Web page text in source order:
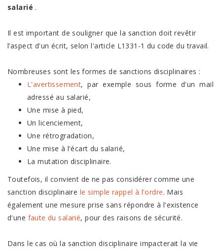
salarié .
Il est important de souligner que la sanction doit revêtir
l’aspect d'un écrit, selon l'article L1331-1 du code du travail.
Nombreuses sont les formes de sanctions disciplinaires :
L'avertissement, par exemple sous forme d'un mail
adressé au salarié,
Une mise à pied,
Un licenciement,
Une rétrogradation,
Une mise à l'écart du salarié,
La mutation disciplinaire.
Toutefois, il convient de ne pas considérer comme une
sanction disciplinaire le simple rappel à l'ordre. Mais
également une mesure prise sans répondre à l'existence
d'une faute du salarié, pour des raisons de sécurité.
Dans le cas où la sanction disciplinaire impacterait la vie